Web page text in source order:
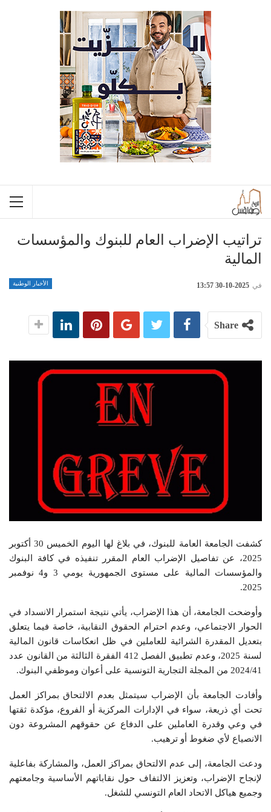
تراتيب الإضراب العام للبنوك والمؤسسات
المالية
الأخبار الوطنية في 2025-10-30 13:57
Share
كشفت الجامعة العامة للبنوك، في بلاغ لها اليوم الخميس 30 أكتوبر
2025، عن تفاصيل الإضراب العام المقرر تنفيذه في كافة البنوك
والمؤسسات المالية على مستوى الجمهورية يومي 3 و4 نوفمبر
2025.
وأوضحت الجامعة، أن هذا الإضراب، يأتي نتيجة استمرار الانسداد في
الحوار الاجتماعي، وعدم احترام الحقوق النقابية، خاصة فيما يتعلق
بتعديل المقدرة الشرائية للعاملين في ظل انعكاسات قانون المالية
لسنة 2025، وعدم تطبيق الفصل 412 الفقرة الثالثة من القانون عدد
2024/41 من المجلة التجارية التونسية على أعوان وموظفي البنوك.
وأفادت الجامعة بأن الإضراب سيتمثل بعدم الالتحاق بمراكز العمل
تحت أي ذريعة، سواء في الإدارات المركزية أو الفروع، مؤكدة ثقتها
في وعي وقدرة العاملين على الدفاع عن حقوقهم المشروعة دون
الانصياع لأي ضغوط أو ترهيب.
ودعت الجامعة، إلى عدم الالتحاق بمراكز العمل، والمشاركة بفاعلية
لإنجاح الإضراب، وتعزيز الالتفاف حول نقاباتهم الأساسية وجامعتهم
وجميع هياكل الاتحاد العام التونسي للشغل.